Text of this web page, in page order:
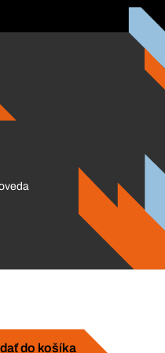
do košíka